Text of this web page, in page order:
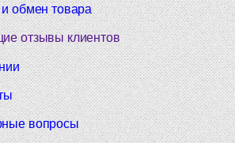
обмен товара
отзывы клиентов
вопросы